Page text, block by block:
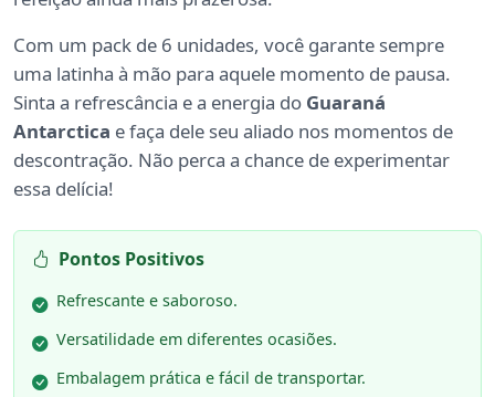
Com um pack de 6 unidades, você garante sempre
uma latinha à mão para aquele momento de pausa.
Sinta a refrescância e a energia do Guaraná
Antarctica e faça dele seu aliado nos momentos de
descontração. Não perca a chance de experimentar
essa delícia!
Pontos Positivos
Refrescante e saboroso.
Versatilidade em diferentes ocasiões.
Embalagem prática e fácil de transportar.